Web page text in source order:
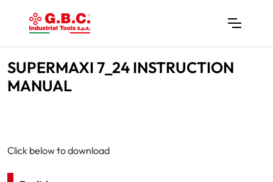
SUPERMAXI 7_24 INSTRUCTION
MANUAL
Click below to download